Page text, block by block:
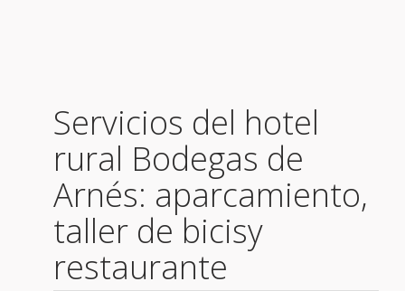
Servicios del hotel
rural Bodegas de
Arnés: aparcamiento,
taller de bicisy
restaurante